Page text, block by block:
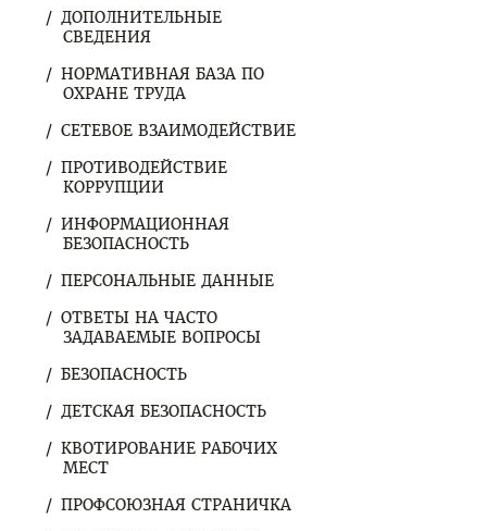
ДОПОЛНИТЕЛЬНЫЕ
СВЕДЕНИЯ
НОРМАТИВНАЯ БАЗА ПО
ОХРАНЕ ТРУДА
СЕТЕВОЕ ВЗАИМОДЕЙСТВИЕ
ПРОТИВОДЕЙСТВИЕ
КОРРУПЦИИ
ИНФОРМАЦИОННАЯ
БЕЗОПАСНОСТЬ
ПЕРСОНАЛЬНЫЕ ДАННЫЕ
ОТВЕТЫ НА ЧАСТО
ЗАДАВАЕМЫЕ ВОПРОСЫ
БЕЗОПАСНОСТЬ
ДЕТСКАЯ БЕЗОПАСНОСТЬ
КВОТИРОВАНИЕ РАБОЧИХ
МЕСТ
ПРОФСОЮЗНАЯ СТРАНИЧКА